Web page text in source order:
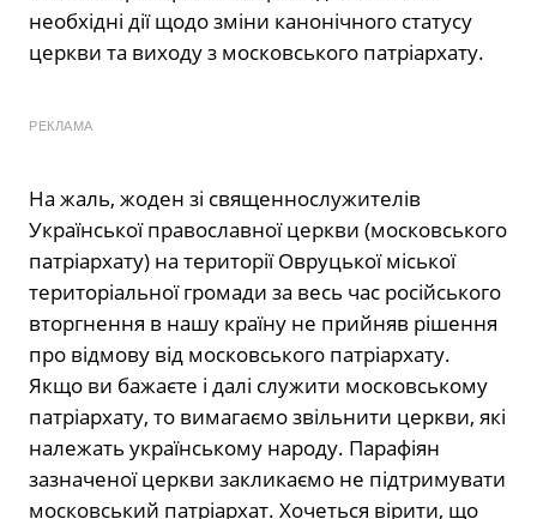
необхідні дії щодо зміни канонічного статусу
церкви та виходу з московського патріархату.
РЕКЛАМА
На жаль, жоден зі священнослужителів
Української православної церкви (московського
патріархату) на території Овруцької міської
територіальної громади за весь час російського
вторгнення в нашу країну не прийняв рішення
про відмову від московського патріархату.
Якщо ви бажаєте і далі служити московському
патріархату, то вимагаємо звільнити церкви, які
належать українському народу. Парафіян
зазначеної церкви закликаємо не підтримувати
московський патріархат. Хочеться вірити, що